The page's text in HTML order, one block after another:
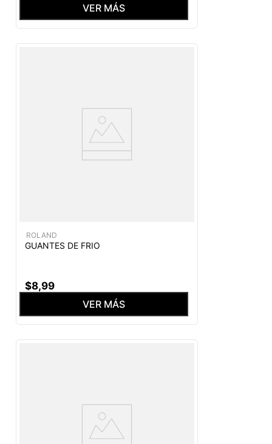
VER MÁS
ROLAND
GUANTES DE FRIO
$8,99
VER MÁS